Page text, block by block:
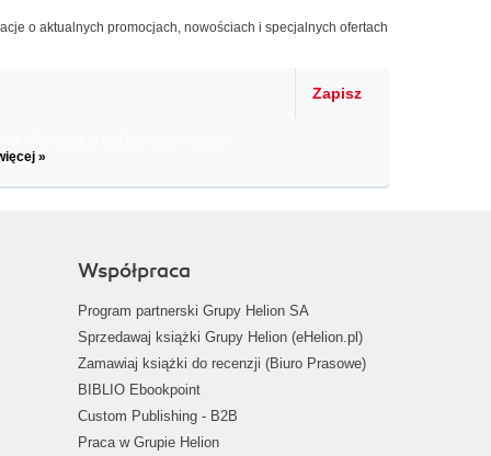
o aktualnych promocjach, nowościach i specjalnych ofertach
Zapisz
»
Współpraca
Program partnerski Grupy Helion SA
Sprzedawaj książki Grupy Helion (eHelion.pl)
Zamawiaj książki do recenzji (Biuro Prasowe)
BIBLIO Ebookpoint
Custom Publishing - B2B
Praca w Grupie Helion